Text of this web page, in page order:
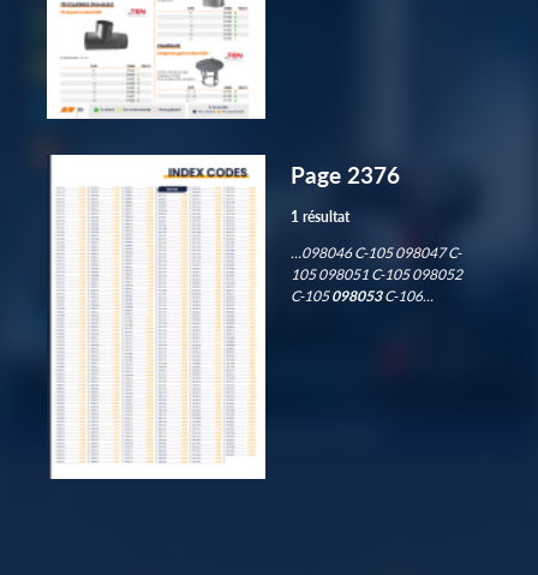
Page 2376
1 résultat
…098046 C-105 098047 C-
105 098051 C-105 098052
C-105098053C-106…